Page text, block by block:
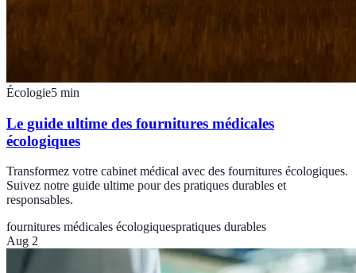
Écologie5 min
Le guide ultime des fournitures médicales
écologiques
Transformez votre cabinet médical avec des fournitures écologiques.
Suivez notre guide ultime pour des pratiques durables et
responsables.
fournitures médicales écologiquespratiques durables
Aug 2